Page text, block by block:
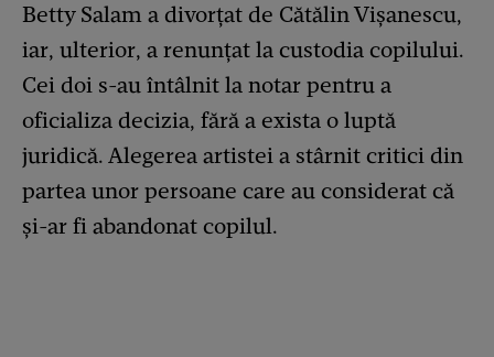
Betty Salam a divorțat de Cătălin Vișanescu,
iar, ulterior, a renunțat la custodia copilului.
Cei doi s-au întâlnit la notar pentru a
oficializa decizia, fără a exista o luptă
juridică. Alegerea artistei a stârnit critici din
partea unor persoane care au considerat că
și-ar fi abandonat copilul.